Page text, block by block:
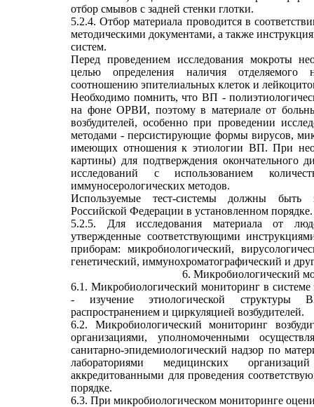
отбор смывов с задней стенки глотки.
5.2.4. Отбор материала проводится в
методическими документами, а также
систем.
Перед проведением исследования мокроты
целью определения наличия
соотношению эпителиальных клеток и
Необходимо помнить, что ВП -
на фоне ОРВИ, поэтому в материале от
возбудителей, особенно при проведении
методами - персистирующие формы вирусов,
имеющих отношения к этиологии ВП. При
картины) для подтверждения окончательного
исследований с использованием
иммуносерологических методов.
Используемые тест-системы должны быть
Российской Федерации в установленном порядке.
5.2.5. Для исследования материала от
утвержденные соответствующими
приборам: микробиологический,
генетический, иммунохроматографический и
6. Микробиологический
6.1. Микробиологический мониторинг в системе
- изучение этиологической структуры
распространением и циркуляцией возбудителей.
6.2. Микробиологический мониторинг
организациями, уполномоченными
санитарно-эпидемиологический надзор по
лабораториями медицинских
аккредитованными для проведения
порядке.
6.3. При микробиологическом мониторинге